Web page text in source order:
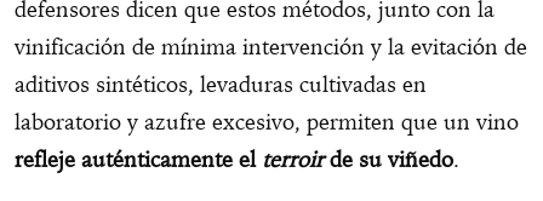
defensores dicen que estos métodos, junto con la
vinificación de mínima intervención y la evitación de
aditivos sintéticos, levaduras cultivadas en
laboratorio y azufre excesivo, permiten que un vino
refleje auténticamente el terroirde su viñedo.